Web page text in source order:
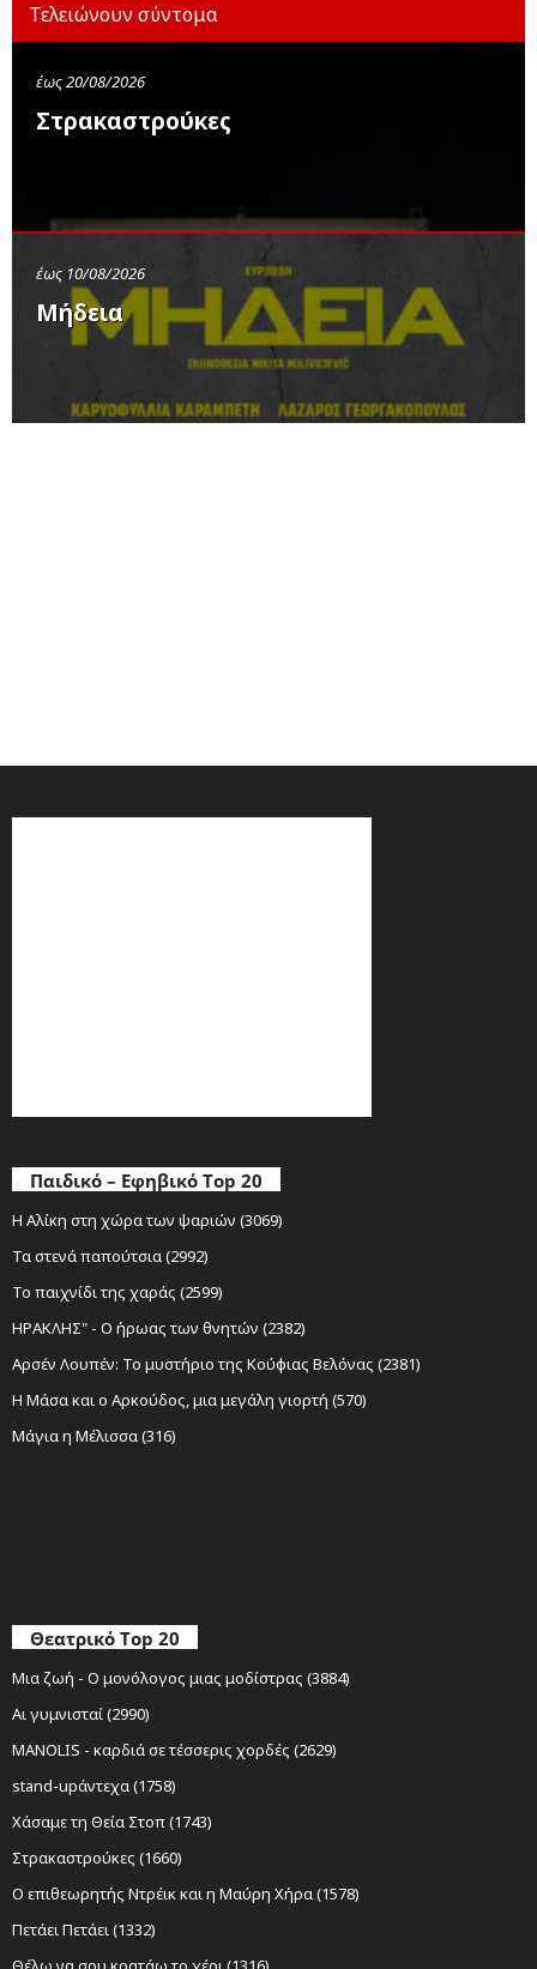
Τελειώνουν σύντομα
έως 20/08/2026
Στρακαστρούκες
έως 10/08/2026
Μήδεια
Παιδικό – Εφηβικό Top 20
Η Αλίκη στη χώρα των ψαριών (3069)
Τα στενά παπούτσια (2992)
Το παιχνίδι της χαράς (2599)
ΗΡΑΚΛΗΣ" - Ο ήρωας των θνητών (2382)
Αρσέν Λουπέν: Το μυστήριο της Κούφιας Βελόνας (2381)
Η Μάσα και ο Αρκούδος, μια μεγάλη γιορτή (570)
Μάγια η Μέλισσα (316)
Θεατρικό Top 20
Μια ζωή - Ο μονόλογος μιας μοδίστρας (3884)
Αι γυμνισταί (2990)
MANOLIS - καρδιά σε τέσσερις χορδές (2629)
stand-upάντεχα (1758)
Χάσαμε τη Θεία Στοπ (1743)
Στρακαστρούκες (1660)
Ο επιθεωρητής Ντρέικ και η Μαύρη Χήρα (1578)
Πετάει Πετάει (1332)